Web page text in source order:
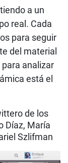
a un
real. Cada
para seguir
del material
analizar
está el
de los
Díaz, María
Szlifman